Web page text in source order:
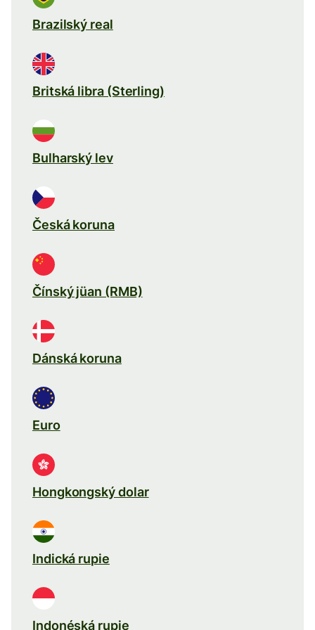
Brazilský real
Britská libra (Sterling)
Bulharský lev
Česká koruna
Čínský jüan (RMB)
Dánská koruna
Euro
Hongkongský dolar
Indická rupie
Indonéská rupie